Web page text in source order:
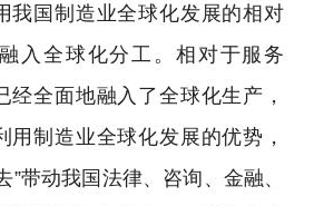
国制造业全球化发展的相对
入全球化分工。相对于服务
经全面地融入了全球化生产，
用制造业全球化发展的优势，
”带动我国法律、咨询、金融、